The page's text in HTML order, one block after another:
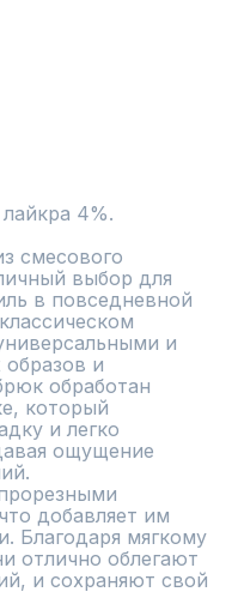
4%.
смесового
выбор для
в повседневной
и
и
обработан
который
и легко
ощущение
добавляет им
Благодаря мягкому
отлично облегают
и сохраняют свой